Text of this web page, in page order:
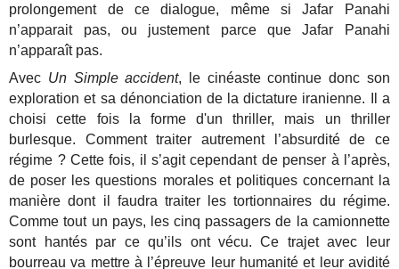
prolongement de ce dialogue, même si Jafar Panahi
n’apparait pas, ou justement parce que Jafar Panahi
n’apparaît pas.
Avec Un Simple accident, le cinéaste continue donc son
exploration et sa dénonciation de la dictature iranienne. Il a
choisi cette fois la forme d'un thriller, mais un thriller
burlesque. Comment traiter autrement l’absurdité de ce
régime ? Cette fois, il s’agit cependant de penser à l’après,
de poser les questions morales et politiques concernant la
manière dont il faudra traiter les tortionnaires du régime.
Comme tout un pays, les cinq passagers de la camionnette
sont hantés par ce qu’ils ont vécu. Ce trajet avec leur
bourreau va mettre à l’épreuve leur humanité et leur avidité